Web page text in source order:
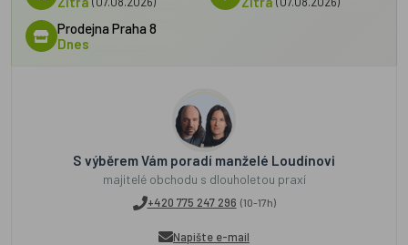
Prodejna Praha 8
Dnes
S výběrem Vám poradí manželé Loudínovi
majitelé obchodu s dlouholetou praxí
+420 775 247 296 (10-17h)
Napište e-mail